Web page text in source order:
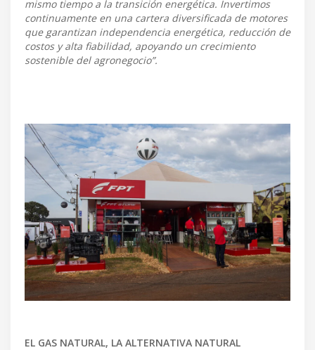
mismo tiempo a la transición energética. Invertimos
continuamente en una cartera diversificada de motores
que garantizan independencia energética, reducción de
costos y alta fiabilidad, apoyando un crecimiento
sostenible del agronegocio”.
EL GAS NATURAL, LA ALTERNATIVA NATURAL